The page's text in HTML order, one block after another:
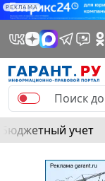
РЕКЛАМА
Бюджетный учет